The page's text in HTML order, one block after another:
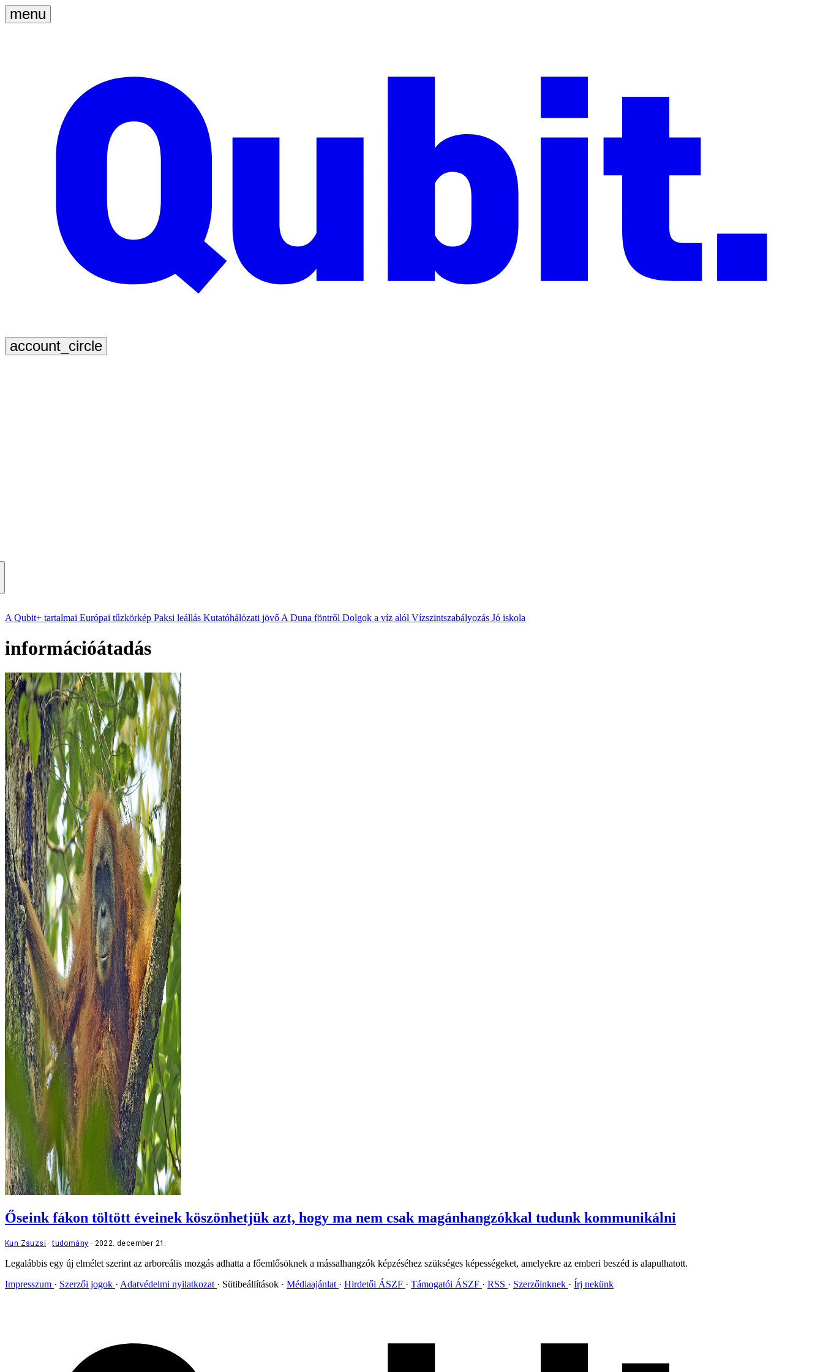
A Qubit+ tartalmai Európai tűzkörkép Paksi leállás Kutatóhálózati jövő A Duna föntről Dolgok a víz alól Vízszintszabályozás Jó iskola
információátadás
Őseink fákon töltött éveinek köszönhetjük azt, hogy ma nem csak magánhangzókkal tudunk kommunikálni
Kun Zsuzsi tudomány 2022. december 21.
Legalábbis egy új elmélet szerint az arboreális mozgás adhatta a főemlősöknek a mássalhangzók képzéséhez szükséges képességeket, amelyekre az emberi beszéd is alapulhatott.
Impresszum
Szerzői jogok Adatvédelmi nyilatkozat Sütibeállítások Médiaajánlat Hirdetői ÁSZF Támogatói ÁSZF RSS Szerzőinknek Írj nekünk